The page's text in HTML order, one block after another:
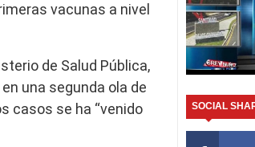
vacunas a nivel
de Salud Pública,
una segunda ola de
casos se ha “venido
SOCIAL